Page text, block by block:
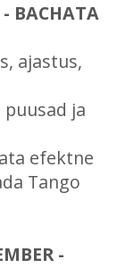
- BACHATA
ajastus,
puusad ja
efektne
Tango
-